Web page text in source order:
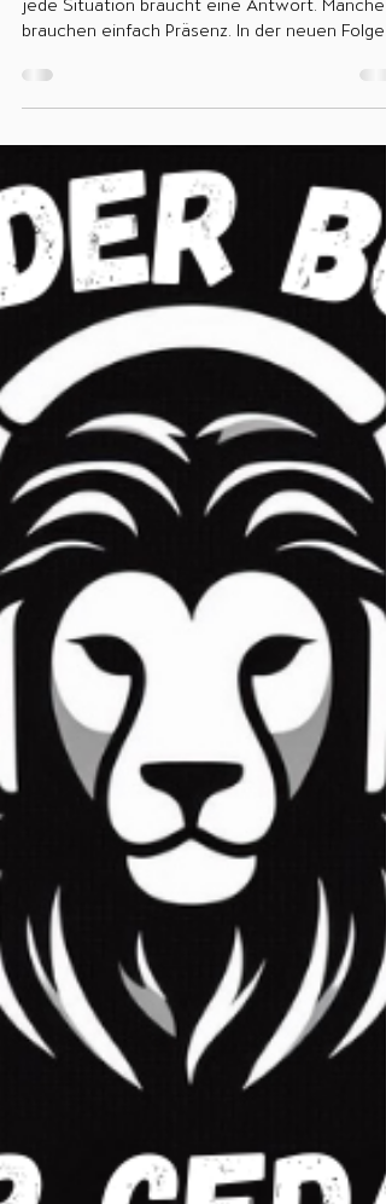
Richtig zuhören verändert Beziehungen. Nicht
jede Situation braucht eine Antwort. Manche
von Sei der Boss deiner Gedanken geht es
darum, wie echtes Zuhören Nähe schafft – und
Spotify:
https://open.spotify.com/episode/
BvlCclgZH?si=WmAl4h9iQYquP5IBI9KWOw
YouTube: https://youtu.be/UOuRxH11UeU